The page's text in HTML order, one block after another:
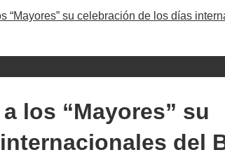
“Mayores” su celebración de los días
los “Mayores” su
del